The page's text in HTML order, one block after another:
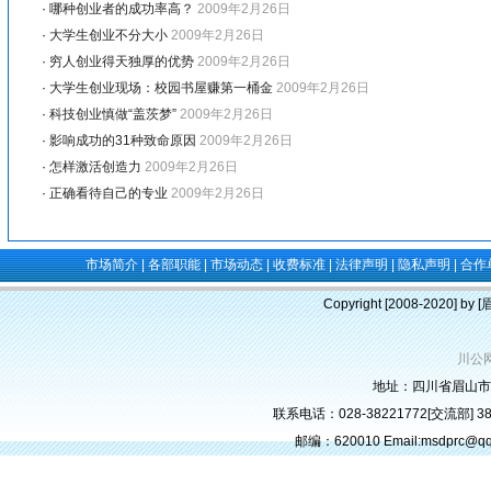
· 哪种创业者的成功率高？ 2009年2月26日
· 大学生创业不分大小 2009年2月26日
· 穷人创业得天独厚的优势 2009年2月26日
· 大学生创业现场：校园书屋赚第一桶金 2009年2月26日
· 科技创业慎做“盖茨梦” 2009年2月26日
· 影响成功的31种致命原因 2009年2月26日
· 怎样激活创造力 2009年2月26日
· 正确看待自己的专业 2009年2月26日
市场简介|各部职能|市场动态|收费标准|法律声明|隐私声明|合作
Copyright [2008-2020] by [
川公
地址：四川省眉山
联系电话：028-38221772[交流部]
邮编：620010